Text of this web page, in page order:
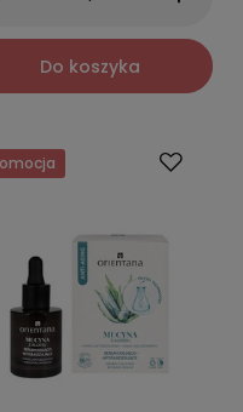
Do koszyka